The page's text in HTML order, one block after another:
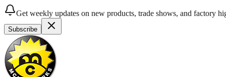
Get weekly updates on new products, trade shows, and factory
Subscribe